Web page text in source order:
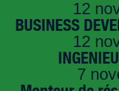
12
BUSINESS
12
7